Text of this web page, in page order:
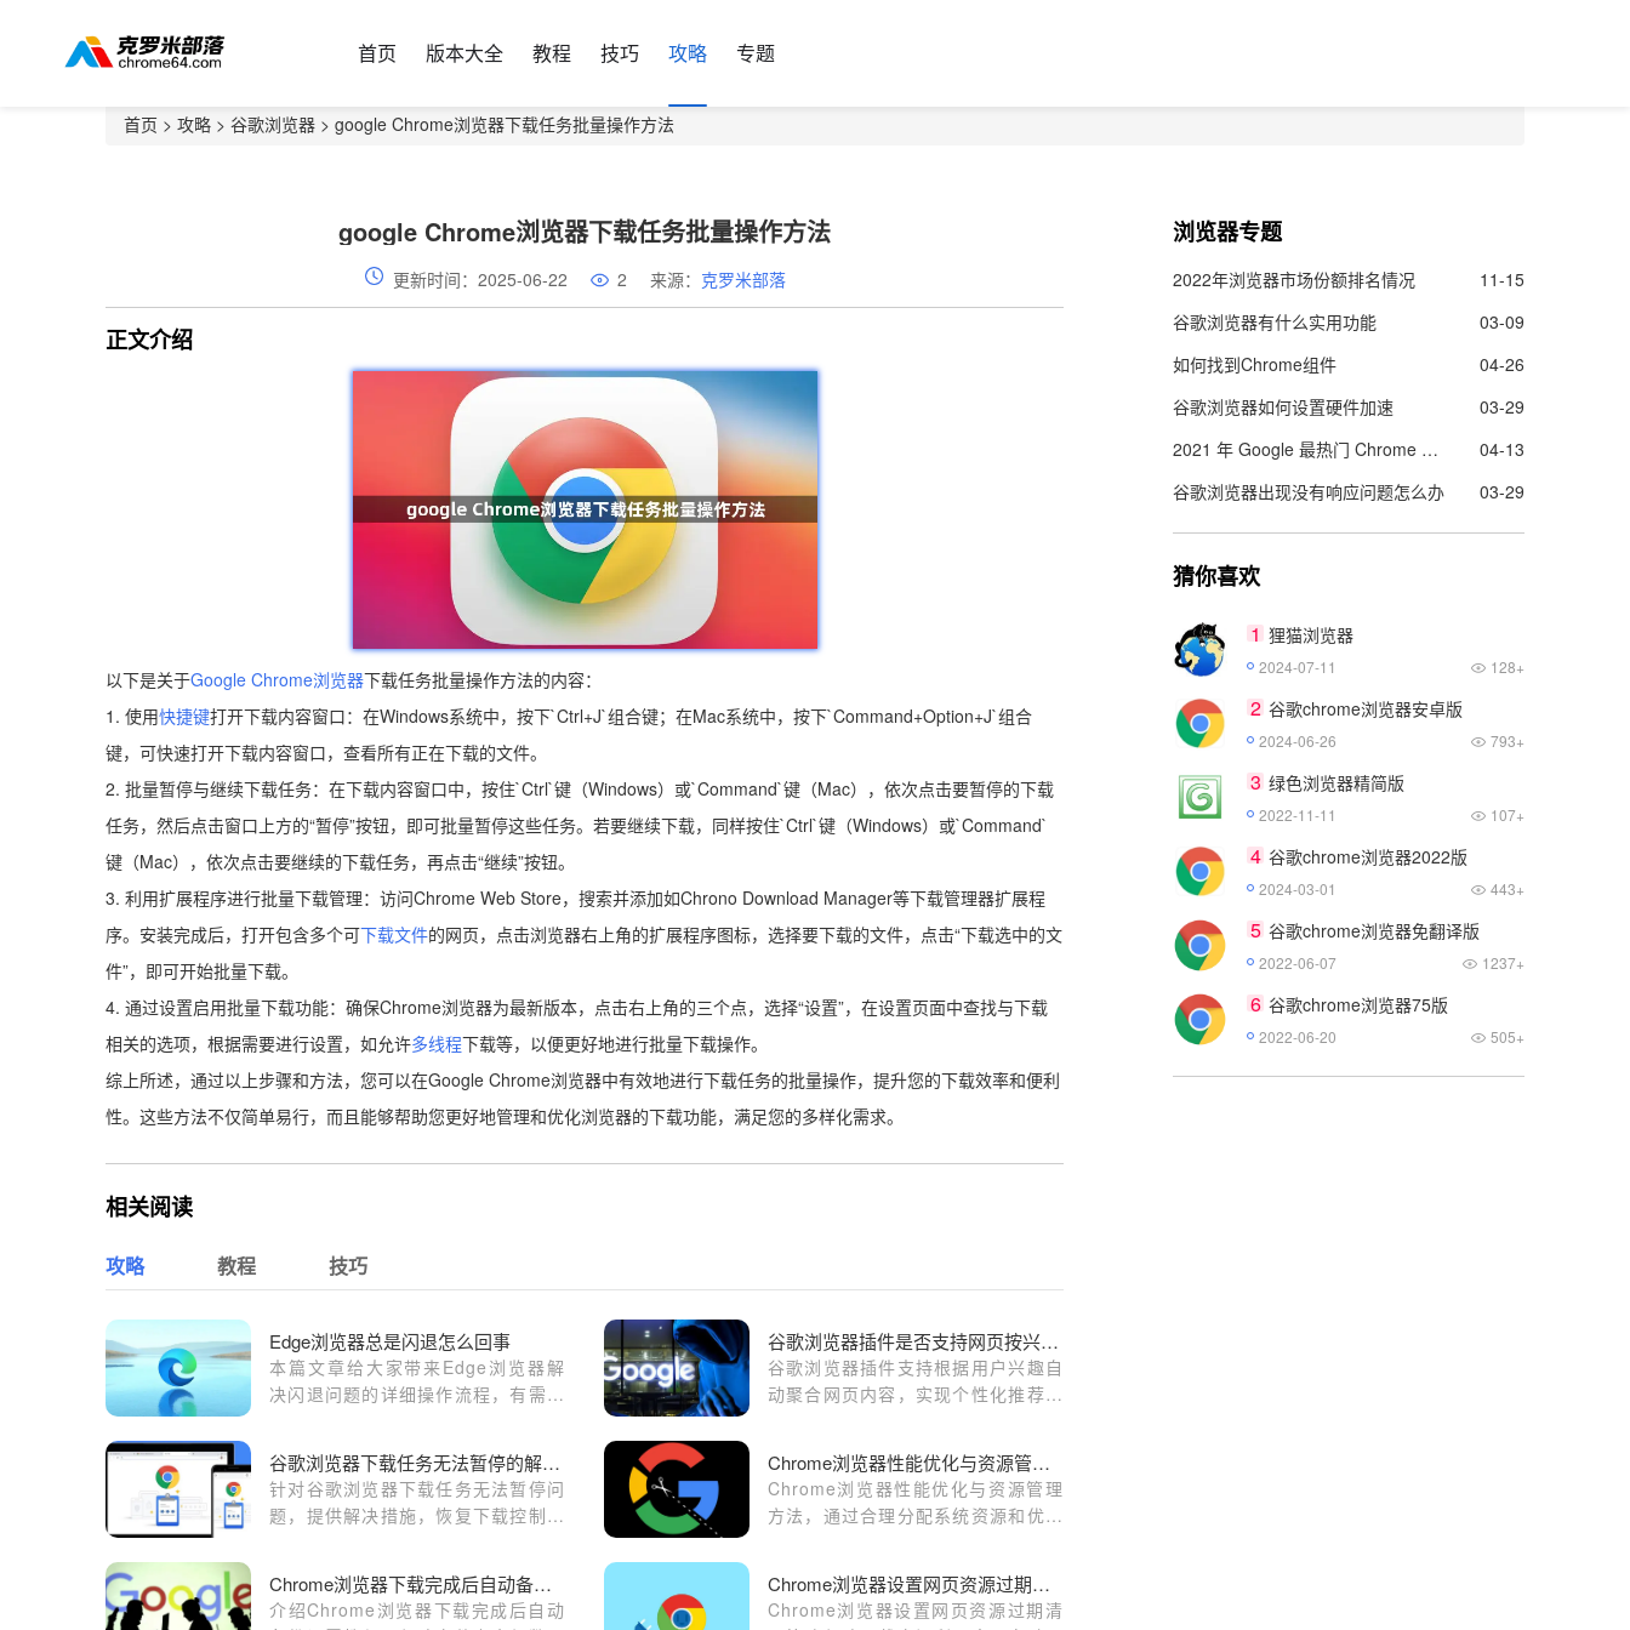
首页 版本大全 教程 技巧 攻略 专题
首页 > 攻略 > 谷歌浏览器 > google Chrome浏览器下载任务批量操作方法
google Chrome浏览器下载任务批量操作方法
更新时间：2025-06-22 2 来源： 克罗米部落
正文介绍
以下是关于Google Chrome浏览器下载任务批量操作方法的内容：
1. 使用快捷键打开下载内容窗口：在Windows系统中，按下`Ctrl+J`组合键；在Mac系统中，按下`Command+Option+J`组合
键，可快速打开下载内容窗口，查看所有正在下载的文件。
2. 批量暂停与继续下载任务：在下载内容窗口中，按住`Ctrl`键（Windows）或`Command`键（Mac），依次点击要暂停的下载
任务，然后点击窗口上方的“暂停”按钮，即可批量暂停这些任务。若要继续下载，同样按住`Ctrl`键（Windows）或`Command`
键（Mac），依次点击要继续的下载任务，再点击“继续”按钮。
3. 利用扩展程序进行批量下载管理：访问Chrome Web Store，搜索并添加如Chrono Download Manager等下载管理器扩展程
序。安装完成后，打开包含多个可下载文件的网页，点击浏览器右上角的扩展程序图标，选择要下载的文件，点击“下载选中的文
件”，即可开始批量下载。
4. 通过设置启用批量下载功能：确保Chrome浏览器为最新版本，点击右上角的三个点，选择“设置”，在设置页面中查找与下载
相关的选项，根据需要进行设置，如允许多线程下载等，以便更好地进行批量下载操作。
综上所述，通过以上步骤和方法，您可以在Google Chrome浏览器中有效地进行下载任务的批量操作，提升您的下载效率和便利
性。这些方法不仅简单易行，而且能够帮助您更好地管理和优化浏览器的下载功能，满足您的多样化需求。
相关阅读
攻略 教程 技巧
Edge浏览器总是闪退怎么回事
本篇文章给大家带来Edge浏览器解
决闪退问题的详细操作流程，有需要
谷歌浏览器插件是否支持网页按兴趣自动聚合
谷歌浏览器插件支持根据用户兴趣自
动聚合网页内容，实现个性化推荐，
谷歌浏览器下载任务无法暂停的解决措施
针对谷歌浏览器下载任务无法暂停问
题，提供解决措施，恢复下载控制权
Chrome浏览器性能优化与资源管理操作
Chrome浏览器性能优化与资源管理
方法，通过合理分配系统资源和优化
Chrome浏览器下载完成后自动备份教程
介绍Chrome浏览器下载完成后自动
Chrome浏览器设置网页资源过期清理策略保障下载空间利用率
Chrome浏览器设置网页资源过期清
浏览器专题
2022年浏览器市场份额排名情况
11-15
谷歌浏览器有什么实用功能
03-09
如何找到Chrome组件
04-26
谷歌浏览器如何设置硬件加速
03-29
2021 年 Google 最热门 Chrome 扩展程序名单出炉
04-13
谷歌浏览器出现没有响应问题怎么办
03-29
猜你喜欢
1 狸猫浏览器
2024-07-11 128+
2 谷歌chrome浏览器安卓版
2024-06-26 793+
3 绿色浏览器精简版
2022-11-11 107+
4 谷歌chrome浏览器2022版
2024-03-01 443+
5 谷歌chrome浏览器免翻译版
2022-06-07 1237+
6 谷歌chrome浏览器75版
2022-06-20 505+